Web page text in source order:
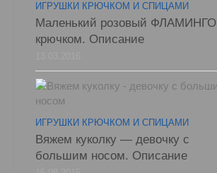
ИГРУШКИ КРЮЧКОМ И СПИЦАМИ
Маленький розовый ФЛАМИНГО
крючком. Описание
ИГРУШКИ КРЮЧКОМ И СПИЦАМИ
Вяжем куколку — девочку с
большим носом. Описание